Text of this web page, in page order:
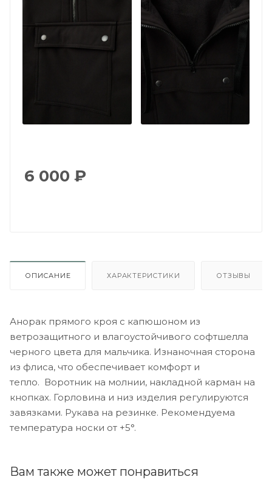
6 000 ₽
ОПИСАНИЕ ХАРАКТЕРИСТИКИ ОТЗЫВЫ
Анорак прямого кроя с капюшоном из
ветрозащитного и влагоустойчивого софтшелла
черного цвета для мальчика. Изнаночная сторона
из флиса, что обеспечивает комфорт и
тепло. Воротник на молнии, накладной карман на
кнопках. Горловина и низ изделия регулируются
завязками. Рукава на резинке. Рекомендуема
температура носки от +5°.
Вам также может понравиться